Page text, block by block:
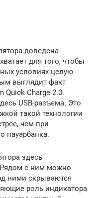
доведена
для того, чтобы
условиях целую
выглядит факт
Quick Charge 2.0.
USB-разъема. Это
такой технологии
чем при
пауэрбанка.
здесь
Рядом с ним можно
ними скрываются
роль индикатора